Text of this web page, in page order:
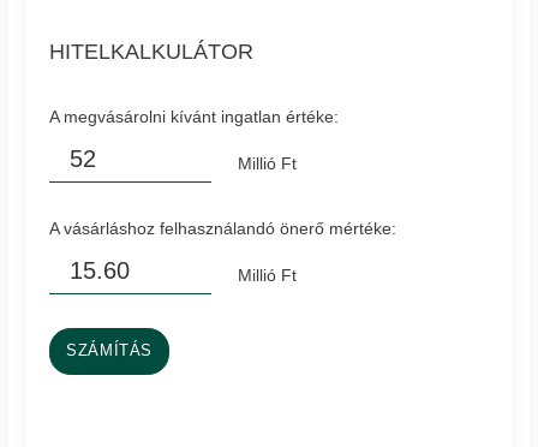
HITELKALKULÁTOR
A megvásárolni kívánt ingatlan értéke:
Millió Ft
A vásárláshoz felhasználandó önerő mértéke:
Millió Ft
SZÁMÍTÁS